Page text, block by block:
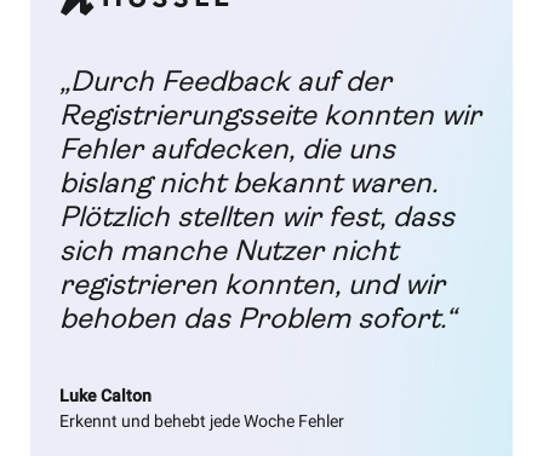
„Durch Feedback auf der
Registrierungsseite konnten wir
Fehler aufdecken, die uns
bislang nicht bekannt waren.
Plötzlich stellten wir fest, dass
sich manche Nutzer nicht
registrieren konnten, und wir
behoben das Problem sofort.“
Luke Calton
Erkennt und behebt jede Woche Fehler